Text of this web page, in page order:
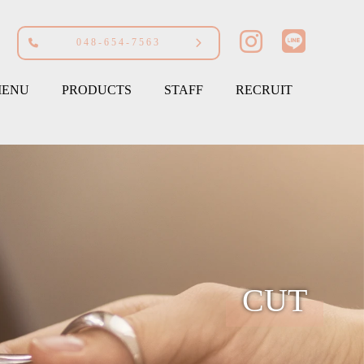
048-654-7563
PRODUCTS STAFF RECRUIT
CUT